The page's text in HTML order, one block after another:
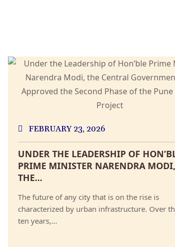
FEBRUARY 23, 2026
UNDER THE LEADERSHIP OF
PRIME MINISTER NARENDRA MODI,
THE...
The future of any city that is on the rise is
characterized by urban infrastructure. Over
ten years,...